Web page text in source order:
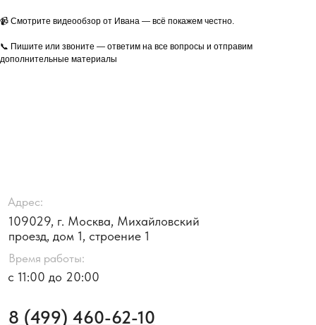
📹 Смотрите видеообзор от Ивана — всё покажем честно.
📞 Пишите или звоните — ответим на все вопросы и отправим
дополнительные материалы
Адрес:
Время работы:
109029, г. Москва, Михайловский
проезд, дом 1, строение 1
с 11:00 до 20:00
8 (499) 460-62-10